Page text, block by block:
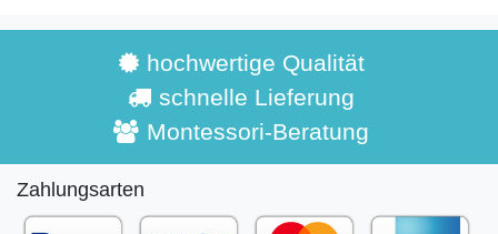
hochwertige Qualität
schnelle Lieferung
Montessori-Beratung
Zahlungsarten